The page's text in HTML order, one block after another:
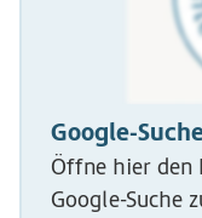
Google-
Öffne hier den
Google-Suche